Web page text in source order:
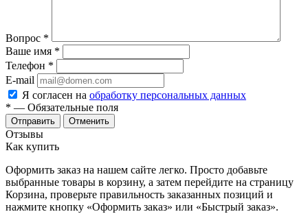
Вопрос *
Ваше имя *
Телефон *
E-mail
Я согласен на обработку персональных данных
* — Обязательные поля
Отменить
Отзывы
Как купить
Оформить заказ на нашем сайте легко. Просто добавьте
выбранные товары в корзину, а затем перейдите на страницу
Корзина, проверьте правильность заказанных позиций и
нажмите кнопку «Оформить заказ» или «Быстрый заказ».